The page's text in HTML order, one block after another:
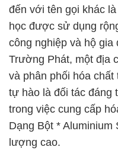
đến với tên gọi khác
học được sử dụng
công nghiệp và hộ
Trường Phát, một địa
và phân phối hóa
tự hào là đối tác đáng
trong việc cung cấp
Dạng Bột * Aluminium
lượng cao.